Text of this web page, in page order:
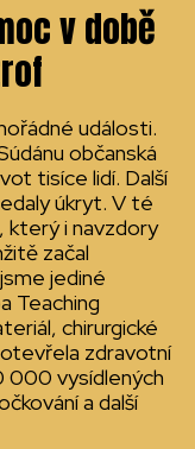
v době
události.
občanská
tisíce lidí. Další
úkryt. V té
který i navzdory
začal
jediné
Teaching
chirurgické
zdravotní
000 vysídlených
a další